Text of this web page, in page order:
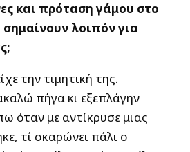
και πρόταση γάμου στο
σημαίνουν λοιπόν για
την τιμητική της.
πήγα κι εξεπλάγην
όταν με αντίκρυσε μιας
τί σκαρώνει πάλι ο